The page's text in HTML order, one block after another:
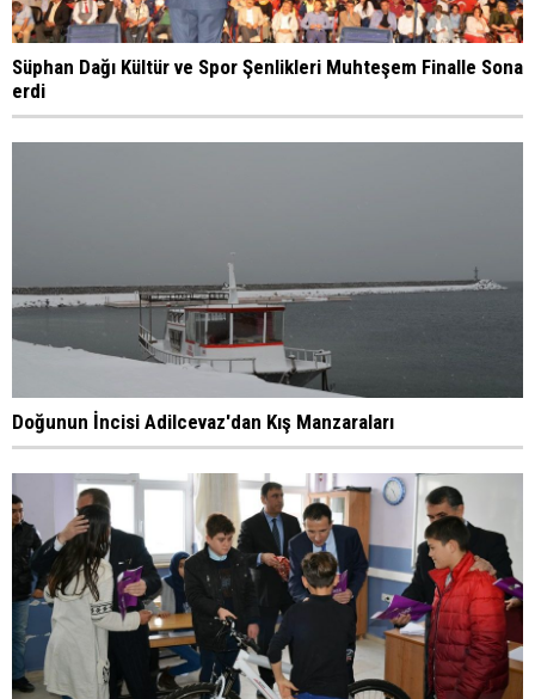
Süphan Dağı Kültür ve Spor Şenlikleri Muhteşem Finalle Sona
erdi
Doğunun İncisi Adilcevaz'dan Kış Manzaraları